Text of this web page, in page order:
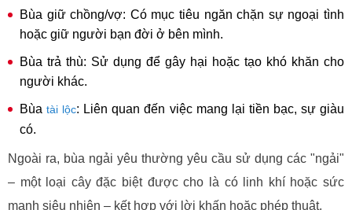
Bùa giữ chồng/vợ: Có mục tiêu ngăn chặn sự ngoại tình
hoặc giữ người bạn đời ở bên mình.
Bùa trả thù: Sử dụng để gây hại hoặc tạo khó khăn cho
người khác.
Bùatài lộc: Liên quan đến việc mang lại tiền bạc, sự giàu
có.
Ngoài ra, bùa ngải yêu thường yêu cầu sử dụng các "ngải"
– một loại cây đặc biệt được cho là có linh khí hoặc sức
mạnh siêu nhiên – kết hợp với lời khấn hoặc phép thuật.